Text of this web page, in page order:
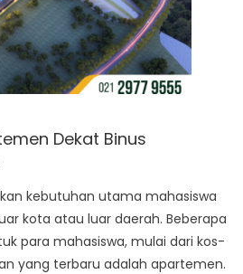
Dekat Binus
kebutuhan utama mahasiswa
kota atau luar daerah. Beberapa
para mahasiswa, mulai dari kos-
yang terbaru adalah apartemen.